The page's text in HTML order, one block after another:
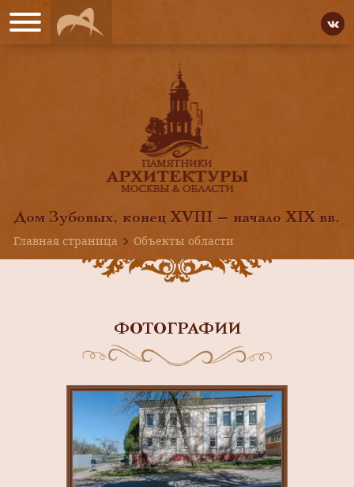
Дом Зубовых, конец XVIII — начало XIX вв.
Главная страница
Объекты области
ФОТОГРАФИИ